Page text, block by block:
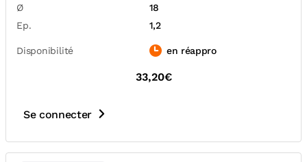
Ø
18
Ep.
1,2
Disponibilité en réappro
33,20€
Se connecter